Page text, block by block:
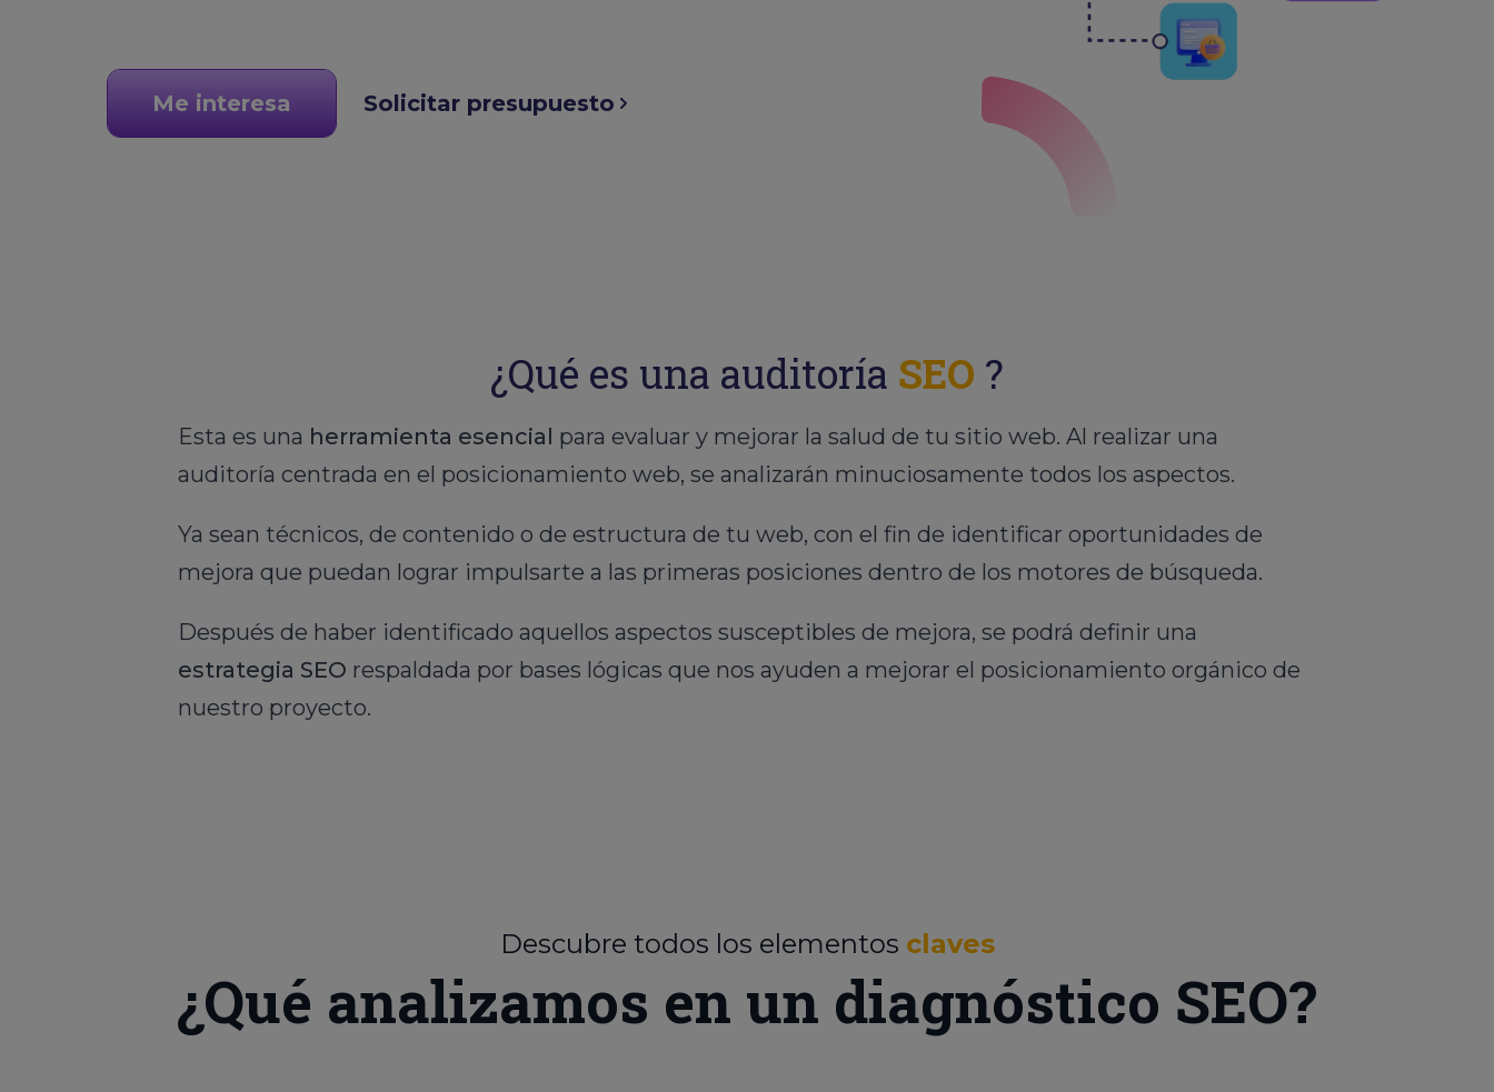
Me interesa Solicitar presupuesto
¿Qué es una auditoría SEO ?
Esta es una herramienta esencial para evaluar y mejorar la salud de tu sitio web. Al realizar una
auditoría centrada en el posicionamiento web, se analizarán minuciosamente todos los aspectos.
Ya sean técnicos, de contenido o de estructura de tu web, con el fin de identificar oportunidades de
mejora que puedan lograr impulsarte a las primeras posiciones dentro de los motores de búsqueda.
Después de haber identificado aquellos aspectos susceptibles de mejora, se podrá definir una
estrategia SEO respaldada por bases lógicas que nos ayuden a mejorar el posicionamiento orgánico de
nuestro proyecto.
Descubre todos los elementos claves
¿Qué analizamos en un diagnóstico SEO?